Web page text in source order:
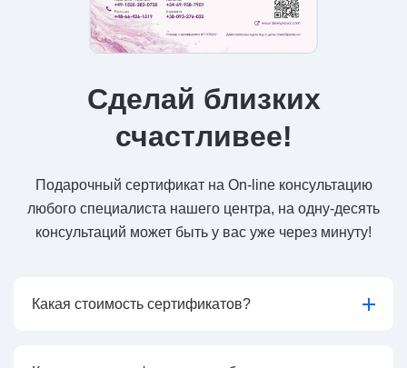
Сделай близких
счастливее!
Подарочный сертификат на On-line консультацию
любого специалиста нашего центра, на одну-десять
консультаций может быть у вас уже через минуту!
Какая стоимость сертификатов?